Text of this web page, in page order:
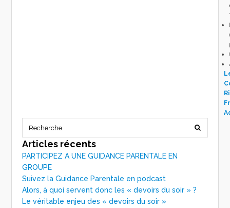
Articles récents
PARTICIPEZ A UNE GUIDANCE PARENTALE EN
GROUPE
Suivez la Guidance Parentale en podcast
Alors, à quoi servent donc les « devoirs du soir » ?
Le véritable enjeu des « devoirs du soir »